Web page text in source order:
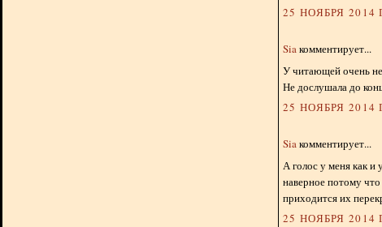
25 НОЯБРЯ 2014
Siaкомментирует...
У читающей очень
Не дослушала до
25 НОЯБРЯ 2014
Siaкомментирует...
А голос у меня как и
наверное потому
приходится их
25 НОЯБРЯ 2014